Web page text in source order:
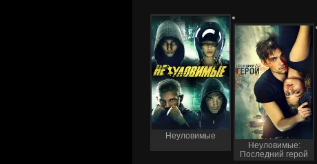
Неуловимые
Неуловимые:
Последний герой